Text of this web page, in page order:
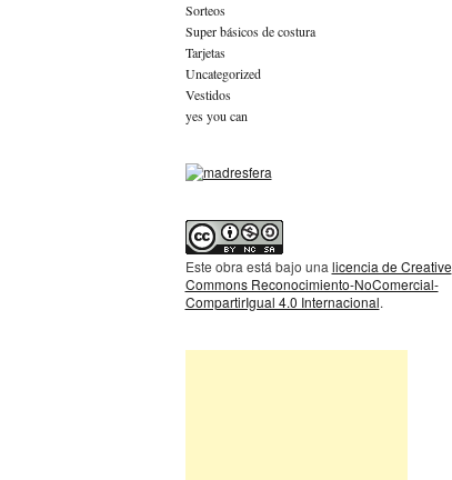
Sorteos
Super básicos de costura
Tarjetas
Uncategorized
Vestidos
yes you can
Este obra está bajo una licencia de Creative
Commons Reconocimiento-NoComercial-
CompartirIgual 4.0 Internacional.